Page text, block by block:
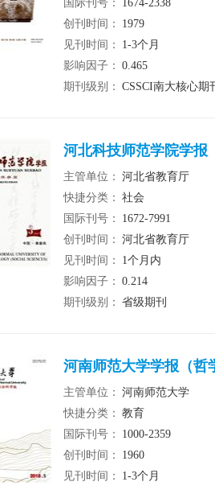
国际刊号：
1674-2338
创刊时间：
1979
见刊时间：
1-3个月
影响因子： 0.465
期刊级别： CSSCI南大核心期刊 北大核心期
河北科技师范学院学报
主管单位： 河北省教育厅
快捷分类： 社会
国际刊号：
1672-7991
创刊时间： 河北省教育厅
见刊时间：
1个月内
影响因子： 0.214
期刊级别： 省级期刊
河南师范大学学报（哲
主管单位： 河南师范大学
快捷分类： 教育
国际刊号：
1000-2359
创刊时间：
1960
见刊时间：
1-3个月